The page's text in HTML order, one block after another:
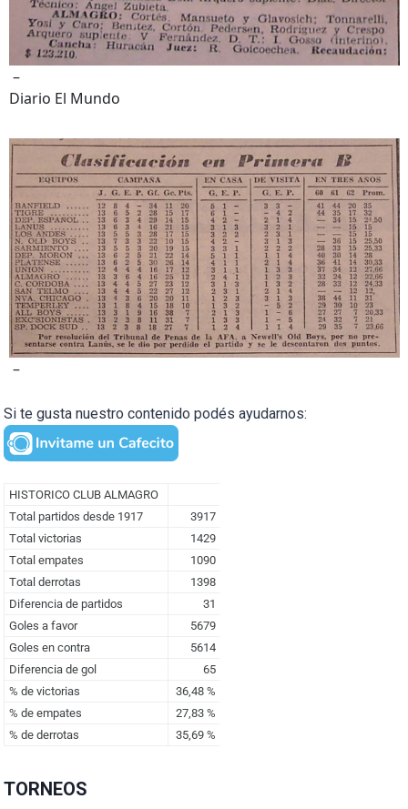
–
Diario El Mundo
–
Si te gusta nuestro contenido podés ayudarnos:
TORNEOS